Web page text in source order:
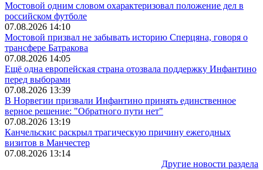
Мостовой одним словом охарактеризовал положение дел в
российском футболе
07.08.2026 14:10
Мостовой призвал не забывать историю Сперцяна, говоря о
трансфере Батракова
07.08.2026 14:05
Ещё одна европейская страна отозвала поддержку Инфантино
перед выборами
07.08.2026 13:39
В Норвегии призвали Инфантино принять единственное
верное решение: "Обратного пути нет"
07.08.2026 13:19
Канчельскис раскрыл трагическую причину ежегодных
визитов в Манчестер
07.08.2026 13:14
Другие новости раздела